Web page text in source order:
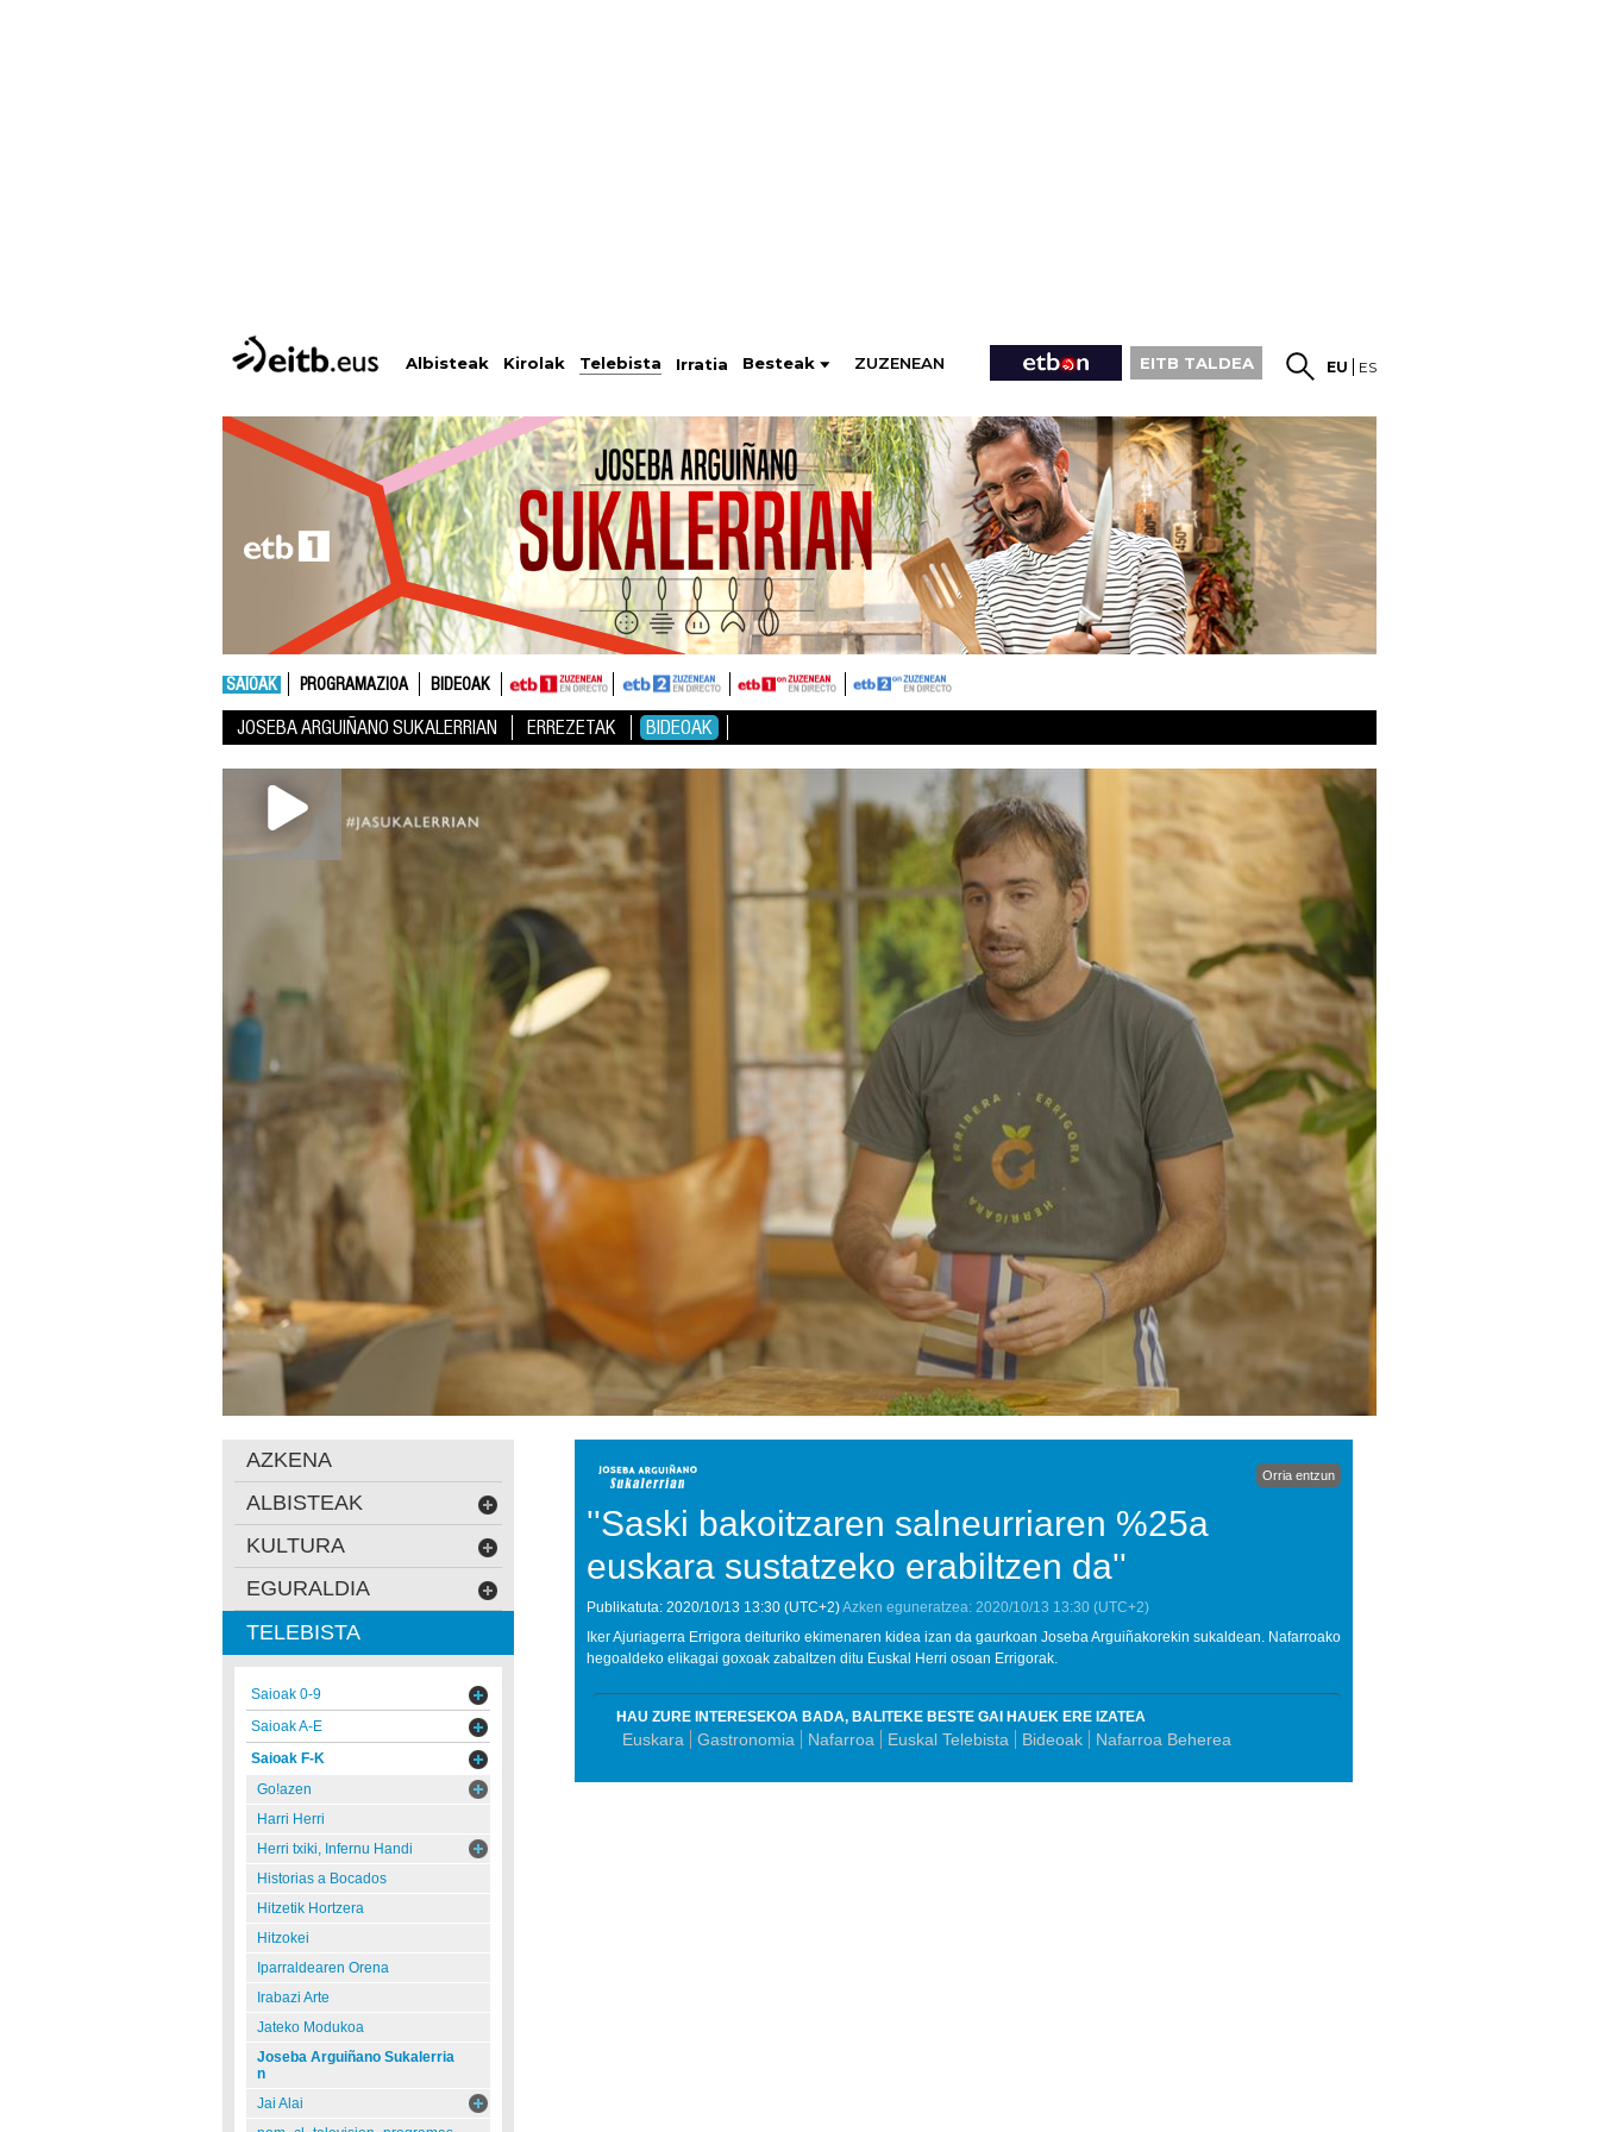
Albisteak Kirolak Telebista Irratia Besteak ZUZENEAN EITB TALDEA EU ES
SAIOAK PROGRAMAZIOA BIDEOAK
JOSEBA ARGUIÑANO SUKALERRIAN ERREZETAK BIDEOAK
Orria entzun
''Saski bakoitzaren salneurriaren %25a
euskara sustatzeko erabiltzen da''
Publikatuta: 2020/10/13 13:30 (UTC+2)Azken eguneratzea: 2020/10/13 13:30 (UTC+2)
Iker Ajuriagerra Errigora deituriko ekimenaren kidea izan da gaurkoan Joseba Arguiñakorekin sukaldean. Nafarroako
hegoaldeko elikagai goxoak zabaltzen ditu Euskal Herri osoan Errigorak.
HAU ZURE INTERESEKOA BADA, BALITEKE BESTE GAI HAUEK ERE IZATEA
Euskara Gastronomia Nafarroa Euskal Telebista Bideoak Nafarroa Beherea
AZKENA
ALBISTEAK
KULTURA
EGURALDIA
TELEBISTA
Saioak 0-9
Saioak A-E
Saioak F-K
Go!azen
Harri Herri
Herri txiki, Infernu Handi
Historias a Bocados
Hitzetik Hortzera
Hitzokei
Iparraldearen Orena
Irabazi Arte
Jateko Modukoa
Joseba Arguiñano Sukalerria
n
Jai Alai